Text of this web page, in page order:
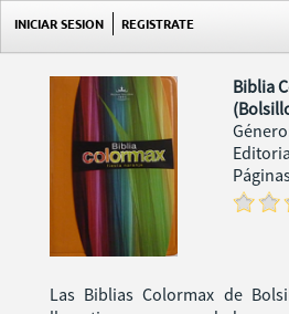
INICIAR SESION REGISTRATE
Biblia
Las Biblias Colormax de